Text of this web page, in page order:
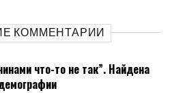
КОММЕНТАРИИ
что-то не так”. Найдена